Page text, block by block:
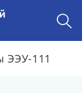
ЭЭУ-111